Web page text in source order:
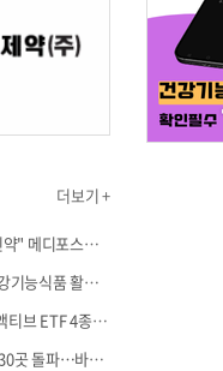
더보기 +
"울고 웃는 무릎관절염 신약" 메디포스트·강스템·네이처셀 전진, 코오롱티슈진 반전 과제
효과적인 수면을 위한 건강기능식품 활용법
여의도가 담은 바이오…액티브 ETF 4종의 선택은
첨단재생의료실시기관 230곳 돌파…바이오 새 시장 꿈틀